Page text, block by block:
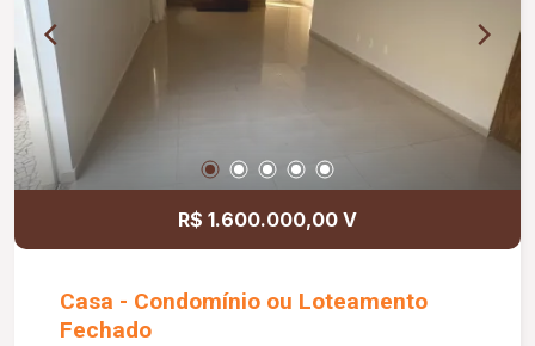
R$ 1.600.000,00 V
Casa - Condomínio ou Loteamento
Fechado